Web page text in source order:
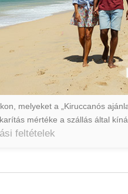
melyeket a „Kiruccanós
mértéke a szállás által
feltételek